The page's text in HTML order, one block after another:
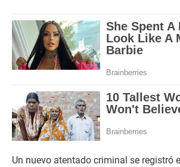
Un nuevo atentado criminal se registró